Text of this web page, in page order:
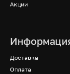
Акции
Доставка
Оплата